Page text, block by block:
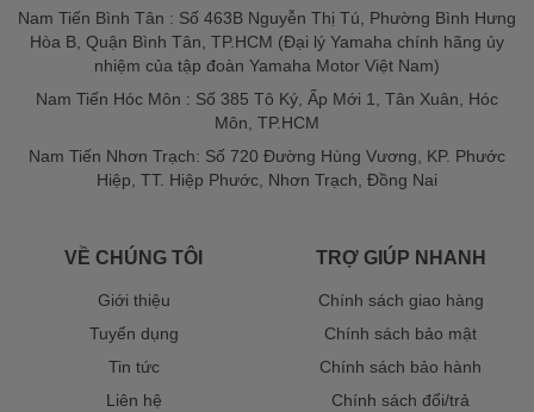
Nam Tiến Bình Tân : Số 463B Nguyễn Thị Tú, Phường Bình Hưng
Hòa B, Quận Bình Tân, TP.HCM (Đại lý Yamaha chính hãng ủy
nhiệm của tập đoàn Yamaha Motor Việt Nam)
Nam Tiến Hóc Môn : Số 385 Tô Ký, Ấp Mới 1, Tân Xuân, Hóc
Môn, TP.HCM
Nam Tiến Nhơn Trạch: Số 720 Đường Hùng Vương, KP. Phước
Hiệp, TT. Hiệp Phước, Nhơn Trạch, Đồng Nai
VỀ CHÚNG TÔI
Giới thiệu
Tuyển dụng
Tin tức
Liên hệ
TRỢ GIÚP NHANH
Chính sách giao hàng
Chính sách bảo mật
Chính sách bảo hành
Chính sách đổi/trả